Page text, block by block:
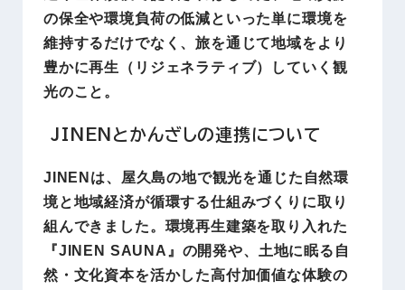
の保全や環境負荷の低減といった単に環境を
維持するだけでなく、旅を通じて地域をより
豊かに再生（リジェネラティブ）していく観
光のこと。
JINENとかんざしの連携について
JINENは、屋久島の地で観光を通じた自然環
境と地域経済が循環する仕組みづくりに取り
組んできました。環境再生建築を取り入れた
『JINEN SAUNA』の開発や、土地に眠る自
然・文化資本を活かした高付加価値な体験の